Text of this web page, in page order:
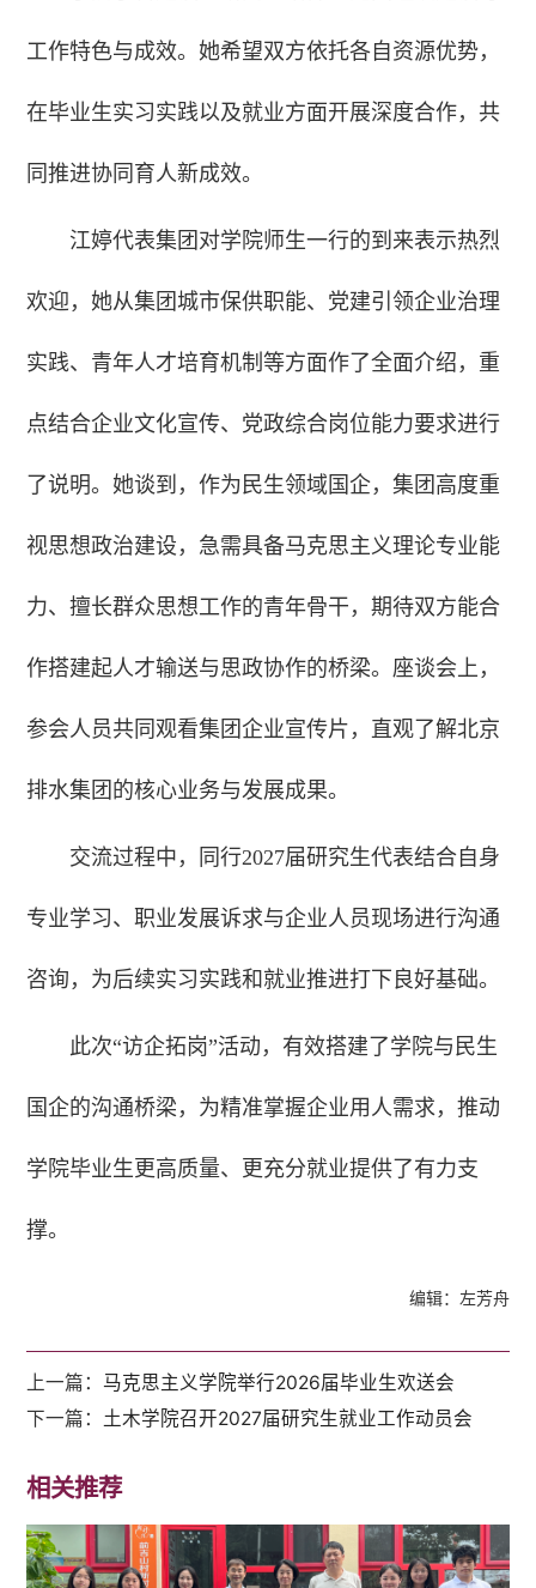
工作特色与成效。她希望双方依托各自资源优势，
在毕业生实习实践以及就业方面开展深度合作，共
同推进协同育人新成效。
江婷代表集团对学院师生一行的到来表示热烈
欢迎，她从集团城市保供职能、党建引领企业治理
实践、青年人才培育机制等方面作了全面介绍，重
点结合企业文化宣传、党政综合岗位能力要求进行
了说明。她谈到，作为民生领域国企，集团高度重
视思想政治建设，急需具备马克思主义理论专业能
力、擅长群众思想工作的青年骨干，期待双方能合
作搭建起人才输送与思政协作的桥梁。座谈会上，
参会人员共同观看集团企业宣传片，直观了解北京
排水集团的核心业务与发展成果。
交流过程中，同行2027届研究生代表结合自身
专业学习、职业发展诉求与企业人员现场进行沟通
咨询，为后续实习实践和就业推进打下良好基础。
此次“访企拓岗”活动，有效搭建了学院与民生
国企的沟通桥梁，为精准掌握企业用人需求，推动
学院毕业生更高质量、更充分就业提供了有力支
撑。
编辑：左芳舟
上一篇：马克思主义学院举行2026届毕业生欢送会
下一篇： 土木学院召开2027届研究生就业工作动员会
相关推荐